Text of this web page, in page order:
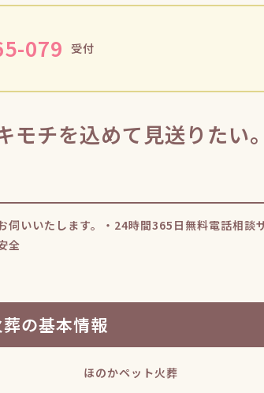
079 受付
モチを込めて見送りたい
伺いいたします。・24時間365日無料電話相談
全
の基本情報
ほのかペット火葬